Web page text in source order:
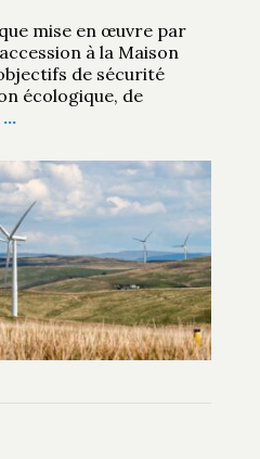
mise en œuvre par
à la Maison
de sécurité
écologique, de
…